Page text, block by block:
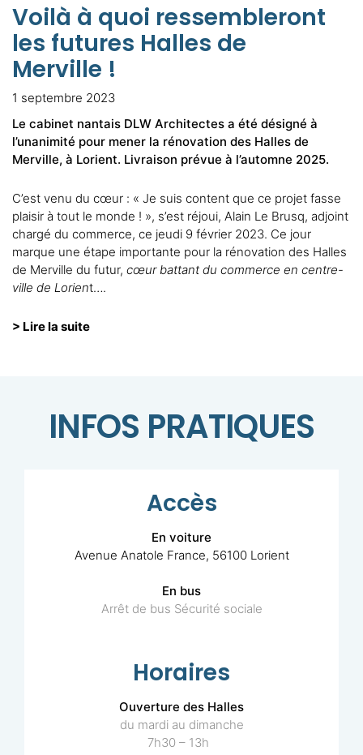
Voilà à quoi ressembleront
les futures Halles de
Merville !
1 septembre 2023
Le cabinet nantais DLW Architectes a été désigné à
l’unanimité pour mener la rénovation des Halles de
Merville, à Lorient. Livraison prévue à l’automne 2025.
C’est venu du cœur : « Je suis content que ce projet fasse
plaisir à tout le monde ! », s’est réjoui, Alain Le Brusq, adjoint
chargé du commerce, ce jeudi 9 février 2023. Ce jour
marque une étape importante pour la rénovation des Halles
de Merville du futur, cœur battant du commerce en centre-
ville de Lorient….
> Lire la suite
INFOS PRATIQUES
Accès
En voiture
Avenue Anatole France, 56100 Lorient
En bus
Arrêt de bus Sécurité sociale
Horaires
Ouverture des Halles
du mardi au dimanche
7h30 – 13h